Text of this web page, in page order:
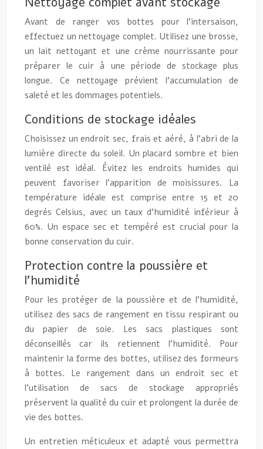
Avant de ranger vos bottes pour l’intersaison,
effectuez un nettoyage complet. Utilisez une brosse,
un lait nettoyant et une crème nourrissante pour
préparer le cuir à une période de stockage plus
longue. Ce nettoyage prévient l’accumulation de
saleté et les dommages potentiels.
Conditions de stockage idéales
Choisissez un endroit sec, frais et aéré, à l’abri de la
lumière directe du soleil. Un placard sombre et bien
ventilé est idéal. Évitez les endroits humides qui
peuvent favoriser l’apparition de moisissures. La
température idéale est comprise entre 15 et 20
degrés Celsius, avec un taux d’humidité inférieur à
60%. Un espace sec et tempéré est crucial pour la
bonne conservation du cuir.
Protection contre la poussière et
l’humidité
Pour les protéger de la poussière et de l’humidité,
utilisez des sacs de rangement en tissu respirant ou
du papier de soie. Les sacs plastiques sont
déconseillés car ils retiennent l’humidité. Pour
maintenir la forme des bottes, utilisez des formeurs
à bottes. Le rangement dans un endroit sec et
l’utilisation de sacs de stockage appropriés
préservent la qualité du cuir et prolongent la durée de
vie des bottes.
Un entretien méticuleux et adapté vous permettra